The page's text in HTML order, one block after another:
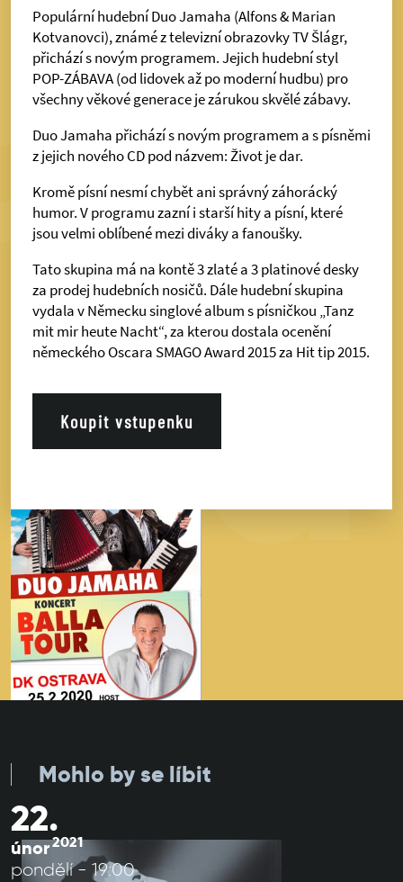
Populární hudební Duo Jamaha (Alfons & Marian
Kotvanovci), známé z televizní obrazovky TV Šlágr,
přichází s novým programem. Jejich hudební styl
POP-ZÁBAVA (od lidovek až po moderní hudbu) pro
všechny věkové generace je zárukou skvělé zábavy.
Duo Jamaha přichází s novým programem a s písněmi
z jejich nového CD pod názvem: Život je dar.
Kromě písní nesmí chybět ani správný záhorácký
humor. V programu zazní i starší hity a písní, které
jsou velmi oblíbené mezi diváky a fanoušky.
Tato skupina má na kontě 3 zlaté a 3 platinové desky
za prodej hudebních nosičů. Dále hudební skupina
vydala v Německu singlové album s písničkou „Tanz
mit mir heute Nacht“, za kterou dostala ocenění
německého Oscara SMAGO Award 2015 za Hit tip 2015.
Koupit vstupenku
Mohlo by se líbit
22.
únor2021
pondělí - 19:00